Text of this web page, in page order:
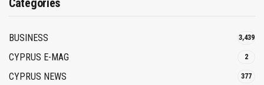
Categories
BUSINESS 3,439
CYPRUS E-MAG 2
CYPRUS NEWS 377